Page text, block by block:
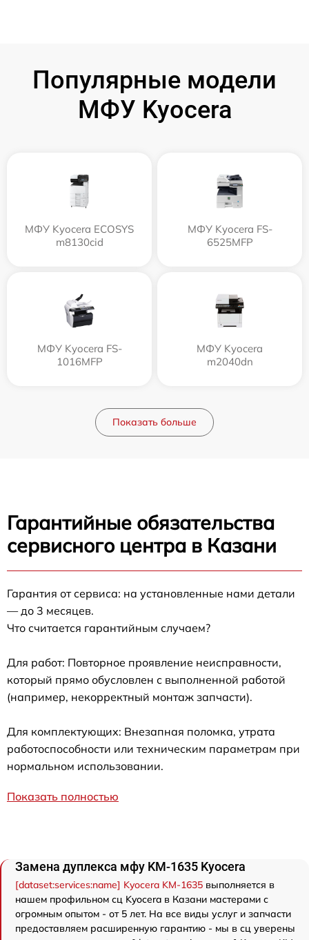
Популярные модели
МФУ Kyocera
МФУ Kyocera ECOSYS
m8130cid
МФУ Kyocera FS-
6525MFP
МФУ Kyocera FS-
1016MFP
МФУ Kyocera
m2040dn
Показать больше
Гарантийные обязательства
сервисного центра в Казани
Гарантия от сервиса: на установленные нами детали
— до 3 месяцев.
Что считается гарантийным случаем?
Для работ: Повторное проявление неисправности,
который прямо обусловлен с выполненной работой
(например, некорректный монтаж запчасти).
Для комплектующих: Внезапная поломка, утрата
работоспособности или техническим параметрам при
нормальном использовании.
Показать полностью
Замена дуплекса мфу KM-1635 Kyocera
[dataset:services:name] Kyocera KM-1635 выполняется в
нашем профильном сц Kyocera в Казани мастерами с
огромным опытом - от 5 лет. На все виды услуг и запчасти
предоставляем расширенную гарантию - мы в сц уверены